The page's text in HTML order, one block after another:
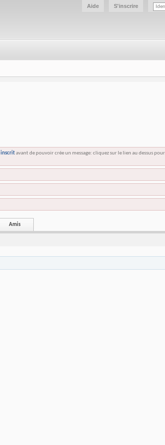
S'inscrire
Aide
inscritavant de pouvoir crée un message: cliquez sur le lien au dessus
Amis